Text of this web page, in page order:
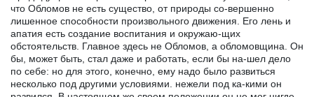
что Обломов не есть существо, от природы со-вершенно
лишенное способности произвольного движения. Его лень и
апатия есть создание воспитания и окружаю-щих
обстоятельств. Главное здесь не Обломов, а обломовщина. Он
бы, может быть, стал даже и работать, если бы на-шел дело
по себе: но для этого, конечно, ему надо было развиться
несколько под другими условиями. нежели под ка-кими он